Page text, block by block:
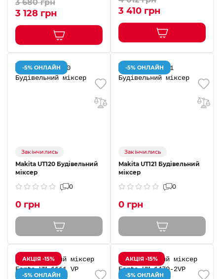
3 680 грн
3 128 грн 3 410 грн
-5% ОНЛАЙН
Закінчились
Makita UT120 Будівельний
міксер
0
0 грн
-5% ОНЛАЙН
Закінчились
Makita UT121 Будівельний
міксер
0
0 грн
АКЦІЯ -15%
-5% ОНЛАЙН
АКЦІЯ -15%
-5% ОНЛАЙН